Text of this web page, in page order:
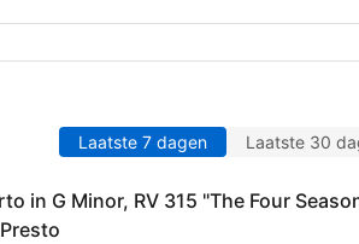
Laatste 7 dagen Laatste 30
in G Minor, RV 315 "The Four